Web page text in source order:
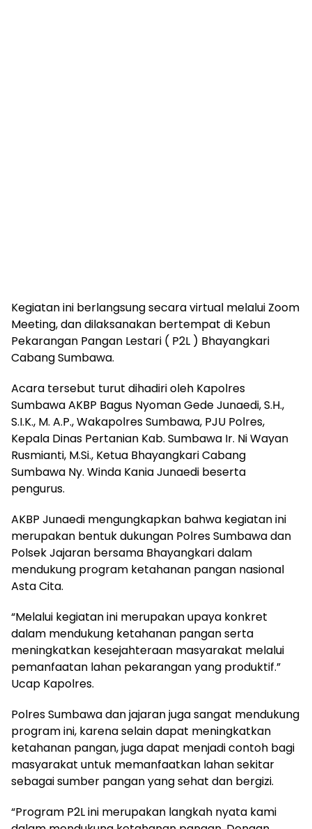
Kegiatan ini berlangsung secara virtual melalui Zoom
Meeting, dan dilaksanakan bertempat di Kebun
Pekarangan Pangan Lestari ( P2L ) Bhayangkari
Cabang Sumbawa.
Acara tersebut turut dihadiri oleh Kapolres
Sumbawa AKBP Bagus Nyoman Gede Junaedi, S.H.,
S.I.K., M. A.P., Wakapolres Sumbawa, PJU Polres,
Kepala Dinas Pertanian Kab. Sumbawa Ir. Ni Wayan
Rusmianti, M.Si., Ketua Bhayangkari Cabang
Sumbawa Ny. Winda Kania Junaedi beserta
pengurus.
AKBP Junaedi mengungkapkan bahwa kegiatan ini
merupakan bentuk dukungan Polres Sumbawa dan
Polsek Jajaran bersama Bhayangkari dalam
mendukung program ketahanan pangan nasional
Asta Cita.
“Melalui kegiatan ini merupakan upaya konkret
dalam mendukung ketahanan pangan serta
meningkatkan kesejahteraan masyarakat melalui
pemanfaatan lahan pekarangan yang produktif.”
Ucap Kapolres.
Polres Sumbawa dan jajaran juga sangat mendukung
program ini, karena selain dapat meningkatkan
ketahanan pangan, juga dapat menjadi contoh bagi
masyarakat untuk memanfaatkan lahan sekitar
sebagai sumber pangan yang sehat dan bergizi.
“Program P2L ini merupakan langkah nyata kami